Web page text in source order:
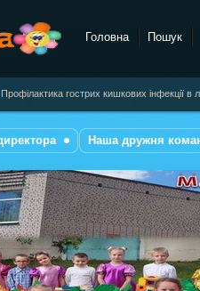
Головна Пошук
гострих кишкових інфекції в
Наша дружня